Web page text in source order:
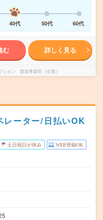
40代 50代 60代
む 詳しく見る
ション 製造事業部（全国）
レーター/日払いOK
土日祝日が休み WEB登録OK